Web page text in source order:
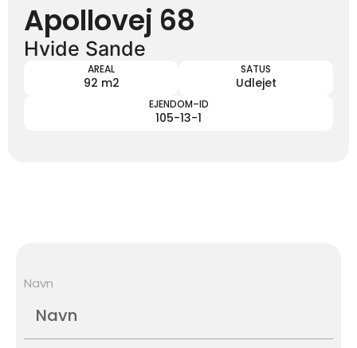
Apollovej 68
Hvide Sande
AREAL
92 m2
SATUS
Udlejet
EJENDOM–ID
105-13-1
Navn